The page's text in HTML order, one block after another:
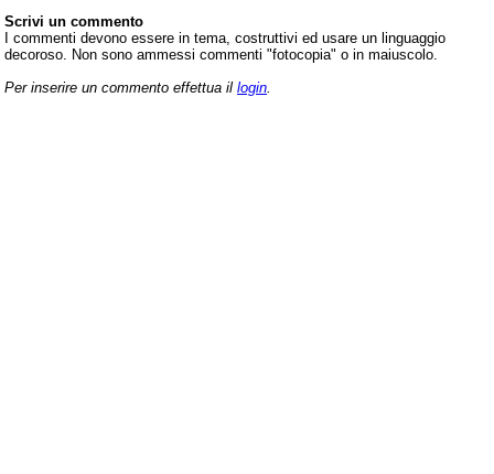
Scrivi un commento
I commenti devono essere in tema, costruttivi ed usare un linguaggio
decoroso. Non sono ammessi commenti "fotocopia" o in maiuscolo.
Per inserire un commento effettua il login